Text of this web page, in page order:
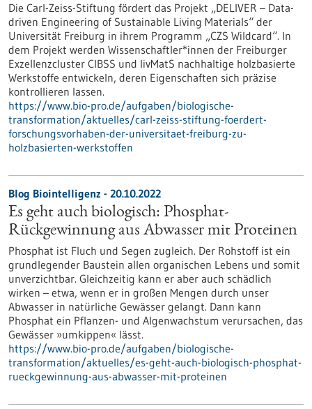
Die Carl-Zeiss-Stiftung fördert das Projekt „DELIVER – Data-
driven Engineering of Sustainable Living Materials“ der
Universität Freiburg in ihrem Programm „CZS Wildcard“. In
dem Projekt werden Wissenschaftler*innen der Freiburger
Exzellenzcluster CIBSS und livMatS nachhaltige holzbasierte
Werkstoffe entwickeln, deren Eigenschaften sich präzise
kontrollieren lassen.
https://www.bio-pro.de/aufgaben/biologische-
transformation/aktuelles/carl-zeiss-stiftung-foerdert-
forschungsvorhaben-der-universitaet-freiburg-zu-
holzbasierten-werkstoffen
Blog Biointelligenz - 20.10.2022
Es geht auch biologisch: Phosphat-
Rückgewinnung aus Abwasser mit Proteinen
Phosphat ist Fluch und Segen zugleich. Der Rohstoff ist ein
grundlegender Baustein allen organischen Lebens und somit
unverzichtbar. Gleichzeitig kann er aber auch schädlich
wirken – etwa, wenn er in großen Mengen durch unser
Abwasser in natürliche Gewässer gelangt. Dann kann
Phosphat ein Pflanzen- und Algenwachstum verursachen, das
Gewässer »umkippen« lässt.
https://www.bio-pro.de/aufgaben/biologische-
transformation/aktuelles/es-geht-auch-biologisch-phosphat-
rueckgewinnung-aus-abwasser-mit-proteinen